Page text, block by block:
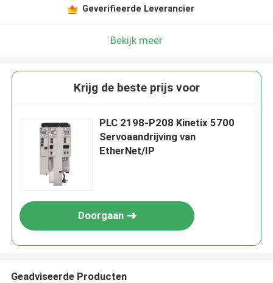
Geverifieerde Leverancier
Bekijk meer
Krijg de beste prijs voor
PLC 2198-P208 Kinetix 5700
Servoaandrijving van
EtherNet/IP
Doorgaan
Geadviseerde Producten